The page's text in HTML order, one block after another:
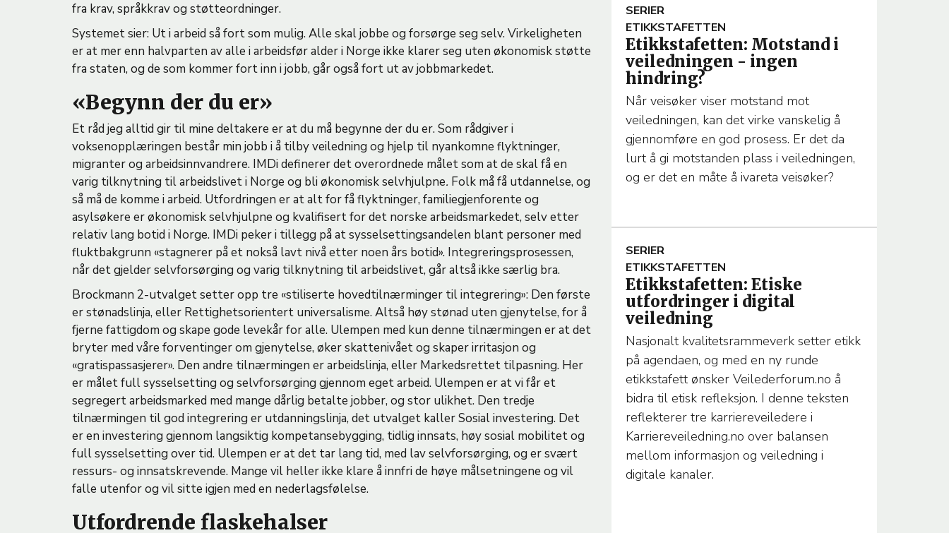
fra krav, språkkrav og støtteordninger.
Systemet sier: Ut i arbeid så fort som mulig. Alle skal jobbe og forsørge seg selv. Virkeligheten
er at mer enn halvparten av alle i arbeidsfør alder i Norge ikke klarer seg uten økonomisk støtte
fra staten, og de som kommer fort inn i jobb, går også fort ut av jobbmarkedet.
«Begynn der du er»
Et råd jeg alltid gir til mine deltakere er at du må begynne der du er. Som rådgiver i
voksenopplæringen består min jobb i å tilby veiledning og hjelp til nyankomne flyktninger,
migranter og arbeidsinnvandrere. IMDi definerer det overordnede målet som at de skal få en
varig tilknytning til arbeidslivet i Norge og bli økonomisk selvhjulpne. Folk må få utdannelse, og
så må de komme i arbeid. Utfordringen er at alt for få flyktninger, familiegjenforente og
asylsøkere er økonomisk selvhjulpne og kvalifisert for det norske arbeidsmarkedet, selv etter
relativ lang botid i Norge. IMDi peker i tillegg på at sysselsettingsandelen blant personer med
fluktbakgrunn «stagnerer på et nokså lavt nivå etter noen års botid». Integreringsprosessen,
når det gjelder selvforsørging og varig tilknytning til arbeidslivet, går altså ikke særlig bra.
Brockmann 2-utvalget setter opp tre «stiliserte hovedtilnærminger til integrering»: Den første
er stønadslinja, eller Rettighetsorientert universalisme. Altså høy stønad uten gjenytelse, for å
fjerne fattigdom og skape gode levekår for alle. Ulempen med kun denne tilnærmingen er at det
bryter med våre forventinger om gjenytelse, øker skattenivået og skaper irritasjon og
«gratispassasjerer». Den andre tilnærmingen er arbeidslinja, eller Markedsrettet tilpasning. Her
er målet full sysselsetting og selvforsørging gjennom eget arbeid. Ulempen er at vi får et
segregert arbeidsmarked med mange dårlig betalte jobber, og stor ulikhet. Den tredje
tilnærmingen til god integrering er utdanningslinja, det utvalget kaller Sosial investering. Det
er en investering gjennom langsiktig kompetansebygging, tidlig innsats, høy sosial mobilitet og
full sysselsetting over tid. Ulempen er at det tar lang tid, med lav selvforsørging, og er svært
ressurs- og innsatskrevende. Mange vil heller ikke klare å innfri de høye målsetningene og vil
falle utenfor og vil sitte igjen med en nederlagsfølelse.
Utfordrende flaskehalser
A
R
T
I
C
L
T
E
M
A
SERIER
ETIKKSTAFETTEN
Etikkstafetten: Motstand i
veiledningen - ingen
hindring?
Når veisøker viser motstand mot
veiledningen, kan det virke vanskelig å
gjennomføre en god prosess. Er det da
lurt å gi motstanden plass i veiledningen,
og er det en måte å ivareta veisøker?
A
R
T
I
C
L
T
E
M
A
SERIER
ETIKKSTAFETTEN
Etikkstafetten: Etiske
utfordringer i digital
veiledning
Nasjonalt kvalitetsrammeverk setter etikk
på agendaen, og med en ny runde
etikkstafett ønsker Veilederforum.no å
bidra til etisk refleksjon. I denne teksten
reflekterer tre karriereveiledere i
Karriereveiledning.no over balansen
mellom informasjon og veiledning i
digitale kanaler.